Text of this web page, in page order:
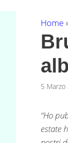
Home
5 Marzo
“Ho
estate